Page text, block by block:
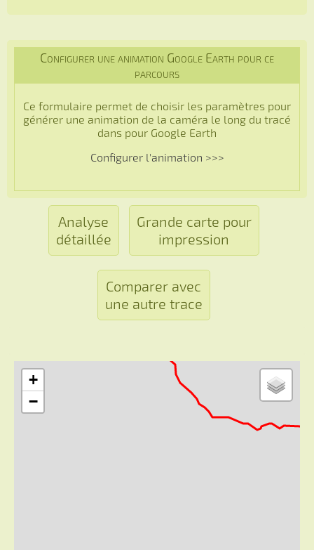
Configurer une animation Google Earth pour ce
parcours
Ce formulaire permet de choisir les paramètres pour
générer une animation de la caméra le long du tracé
dans pour Google Earth
Configurer l'animation >>>
Analyse
détaillée
Grande carte pour
impression
Comparer avec
une autre trace